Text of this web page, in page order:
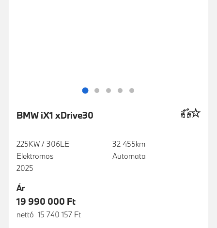
BMW iX1 xDrive30
225KW / 306LE
Elektromos
2025
32 455km
Automata
Ár
19 990 000 Ft
nettó 15 740 157 Ft